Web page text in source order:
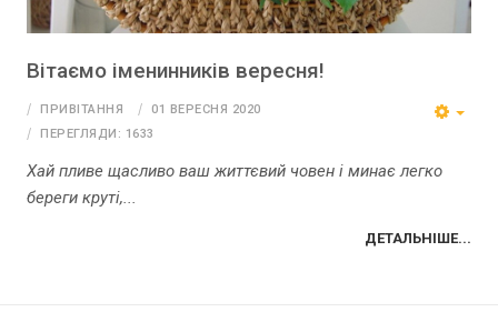
Вітаємо іменинників вересня!
ПРИВІТАННЯ
01 ВЕРЕСНЯ 2020
ПЕРЕГЛЯДИ: 1633
Хай пливе щасливо ваш життєвий човен і минає легко
береги круті,...
ДЕТАЛЬНІШЕ...